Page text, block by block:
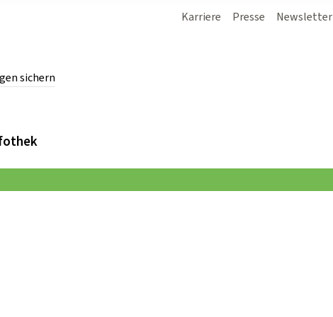
sichern
Karriere Presse Newsletter